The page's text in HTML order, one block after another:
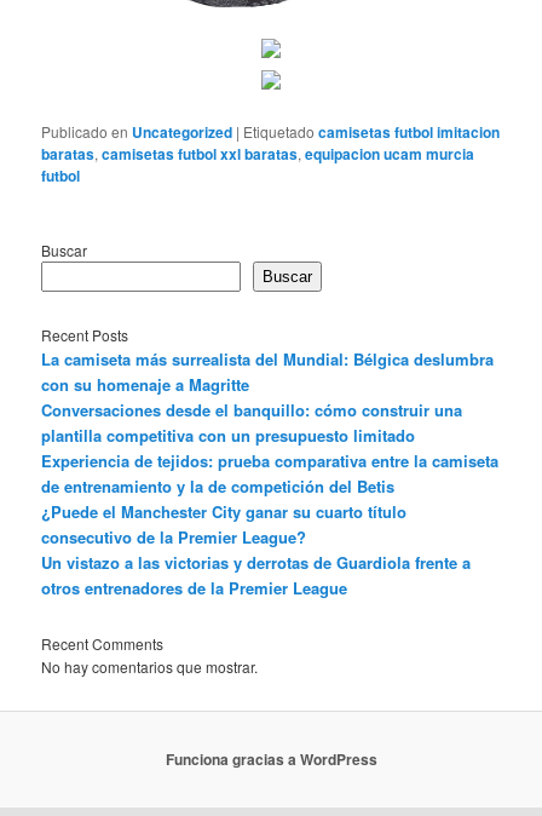
Publicado en Uncategorized | Etiquetado camisetas futbol imitacion
baratas,camisetas futbol xxl baratas,equipacion ucam murcia
futbol
Buscar
Buscar
Recent Posts
La camiseta más surrealista del Mundial: Bélgica deslumbra
con su homenaje a Magritte
Conversaciones desde el banquillo: cómo construir una
plantilla competitiva con un presupuesto limitado
Experiencia de tejidos: prueba comparativa entre la camiseta
de entrenamiento y la de competición del Betis
¿Puede el Manchester City ganar su cuarto título
consecutivo de la Premier League?
Un vistazo a las victorias y derrotas de Guardiola frente a
otros entrenadores de la Premier League
Recent Comments
No hay comentarios que mostrar.
Funciona gracias a WordPress